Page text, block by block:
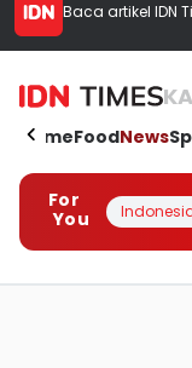
Baca artikel IDN
HomeFoodNews
For
You